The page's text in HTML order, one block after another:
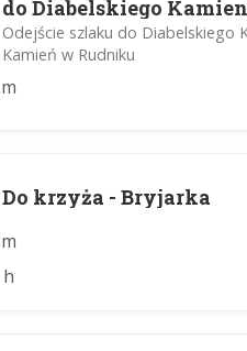
do Diabelskiego
Odejście szlaku do Diabelskiego
Kamień w Rudniku
Do krzyża - Bryjarka